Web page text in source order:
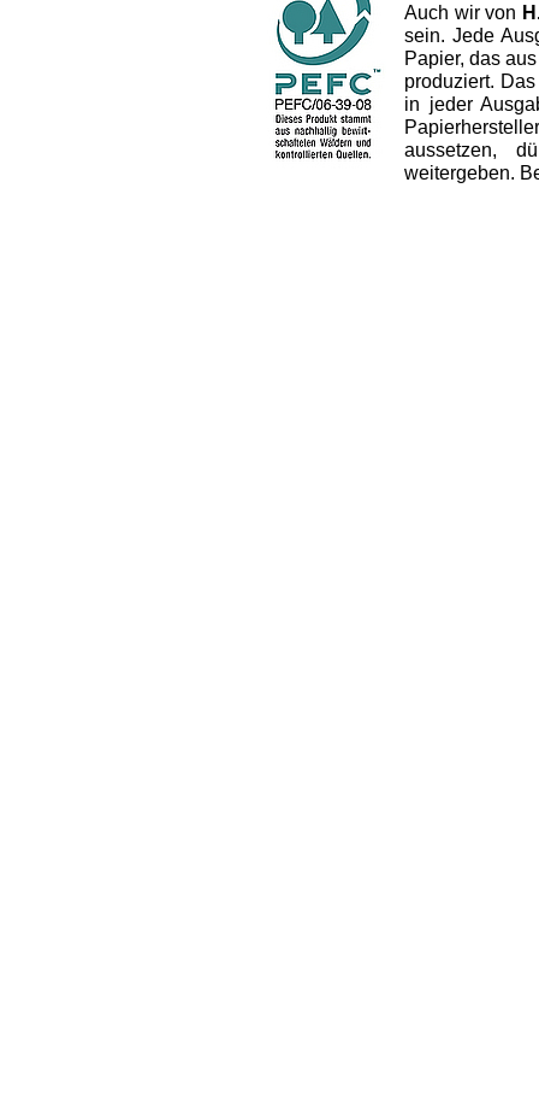
Auch wir von
sein. Jede
Papier, das
produziert.
in jeder
aussetzen,
weitergeben.